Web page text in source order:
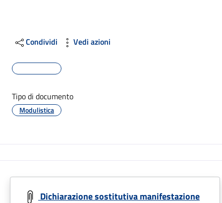
Condividi Vedi azioni
Tipo di documento
Modulistica
Dichiarazione sostitutiva manifestazione